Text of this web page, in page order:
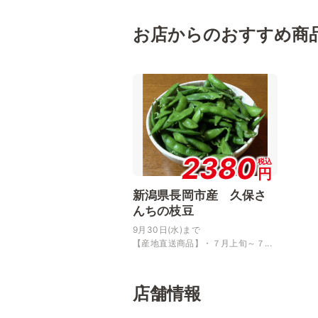
お店からのおすすめ商
2380税込
円
新潟県長岡市産 久保さ
んちの枝豆
9月30日(水)まで
【産地直送商品】・７月上旬～７...
店舗情報